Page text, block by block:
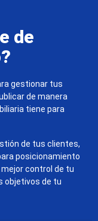
de
gestionar tus
de manera
tiene para
de tus clientes,
posicionamiento
control de tu
objetivos de tu